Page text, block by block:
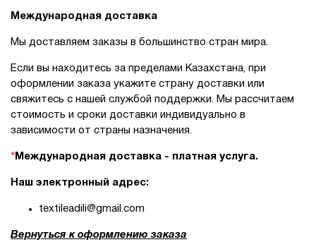
Международная доставка
Мы доставляем заказы в большинство стран мира.
Если вы находитесь за пределами Казахстана, при
оформлении заказа укажите страну доставки или
свяжитесь с нашей службой поддержки. Мы рассчитаем
стоимость и сроки доставки индивидуально в
зависимости от страны назначения.
* Международная доставка - платная услуга.
Наш электронный адрес:
textileadili@gmail.com
Вернуться к оформлению заказа